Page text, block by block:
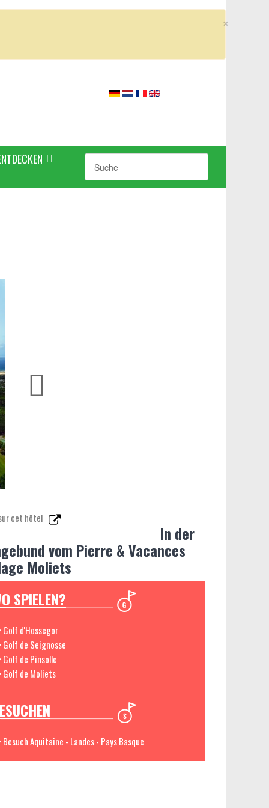
×
cet hôtel
In der
vom Pierre & Vacances
Moliets
SPIELEN?
Golf d'Hossegor
Golf de Seignosse
Golf de Pinsolle
Golf de Moliets
Besuch Aquitaine - Landes - Pays Basque